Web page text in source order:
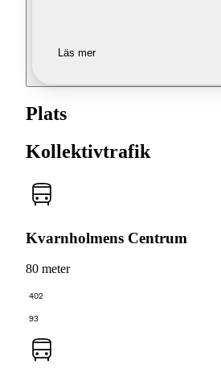
Läs mer
Plats
Kollektivtrafik
Kvarnholmens Centrum
80 meter
402
93